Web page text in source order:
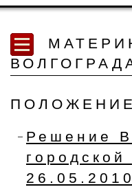
ПОЛОЖЕНИЕ
Решение